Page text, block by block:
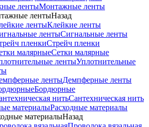
Монтажные ленты
лентыНазад
Клейкие ленты
Сигнальные ленты
Стрейч пленки
Сетки малярные
Уплотнительные
Демпферные ленты
Бордюрные
Сантехническая нить
Расходные материалы
материалыНазад